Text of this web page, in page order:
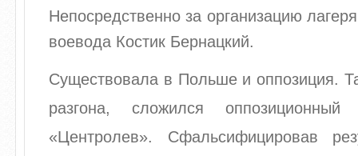
Непосредственно за организацию
воевода Костик Бернацкий.
Существовала в Польше и оппозиция.
разгона, сложился
«Центролев». Сфальсифицировав